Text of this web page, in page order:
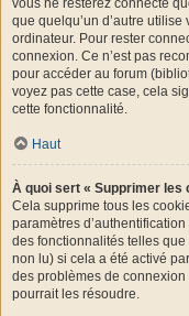
vous ne resterez connecté
que quelqu’un d’autre
ordinateur. Pour rester
connexion. Ce n’est pas
pour accéder au forum
voyez pas cette case, cela
cette fonctionnalité.
Haut
À quoi sert « Supprimer les
Cela supprime tous les
paramètres
des fonctionnalités telles
non lu) si cela a été activé
des problèmes de
pourrait les résoudre.